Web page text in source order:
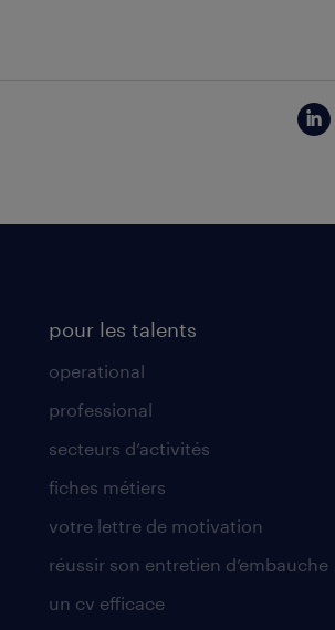
pour les talents
operational
professional
secteurs d’activités
fiches métiers
votre lettre de motivation
réussir son entretien d’embauche
un cv efficace